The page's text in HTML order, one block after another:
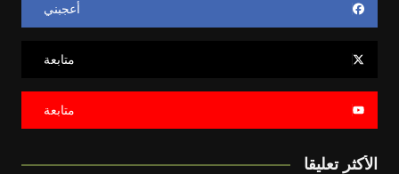
أعجبني
متابعة
متابعة
الأكثر تعليقا